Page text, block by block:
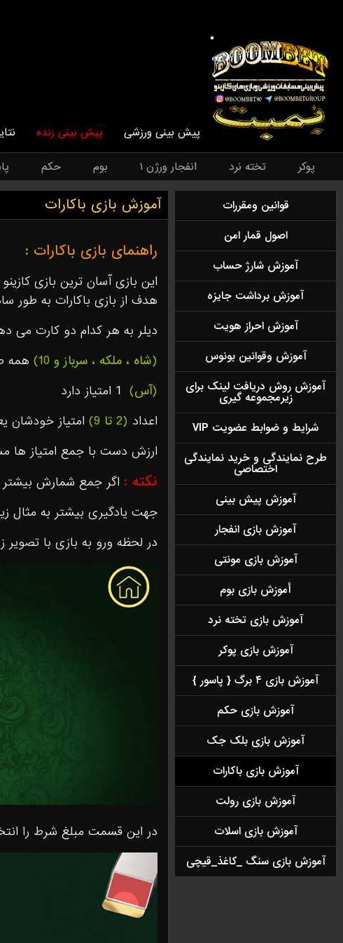
پیش بینی ورزشی پیش بینی زنده
پوکر تخته نرد انفجار ورژن ۱ بوم حکم
قوانین ومقررات
اصول قمار امن
آموزش شارژ حساب
آموزش برداشت جایزه
آموزش احراز هویت
آموزش وقوانين بونوس
آموزش روش دریافت لينک براى
زيرمجموعه گيرى
شرایط و ضوابط عضویت VIP
طرح نمايندگى و خريد نمايندگى
اختصاصى
آموزش پيش بينی
آموزش بازی انفجار
آموزش بازی مونتی
أموزش بازی بوم
آموزش بازی تخته نرد
آموزش بازی پوکر
آموزش بازی ۴ برگ { پاسور }
آموزش بازی حکم
آموزش بازی بلک جک
آموزش بازی باکارات
آموزش بازی رولت
آموزش بازی اسلات
آموزش بازی سنگ _کاغذ_قیچی
آموزش بازی باکارات
راهنمای بازی باکارات :
اين بازى آسان ترين بازى
هدف از بازى باكارات به طور
ديلر به هر كدام دو كارت مى
(شاه ، ملكه ، سرباز و 10)
همه
(آس) 1 امتياز دارد
اعداد (2 تا 9)
امتياز خودشان
ارزش دست با جمع امتياز
نکته : اگر جمع شمارش بيشتر
جهت یادگیری بیشتر به مثال
در لحظه ورو به بازی با
در این قسمت مبلغ شرط را